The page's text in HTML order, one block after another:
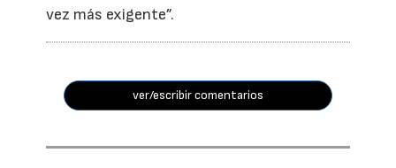
vez más exigente”.
ver/escribir comentarios